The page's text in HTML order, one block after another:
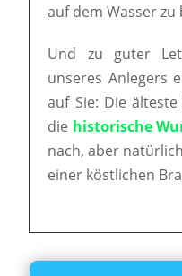
auf dem Wasser zu
Und zu guter
unseres Anlegers
auf Sie: Die
die historische
nach, aber
einer köstlichen